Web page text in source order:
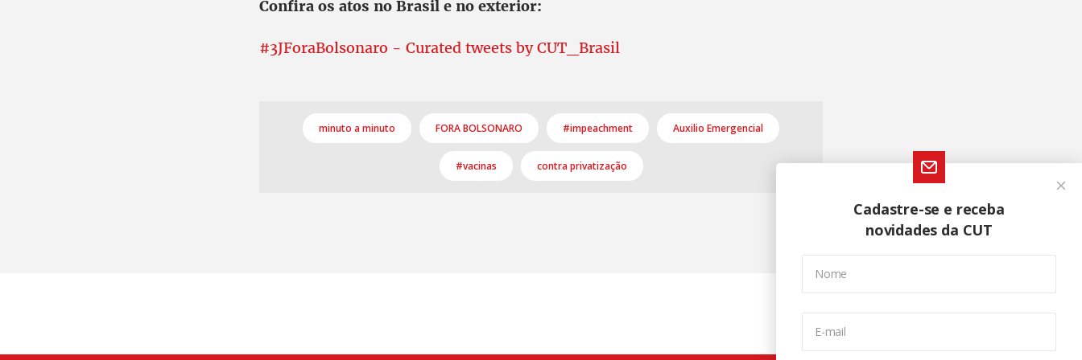
Confira os atos no Brasil e no exterior:
#3JForaBolsonaro - Curated tweets by CUT_Brasil
minuto a minuto FORA BOLSONARO #impeachment Auxilio Emergencial
#vacinas contra privatização
Cadastre-se e receba
novidades da CUT
Nome
E-mail